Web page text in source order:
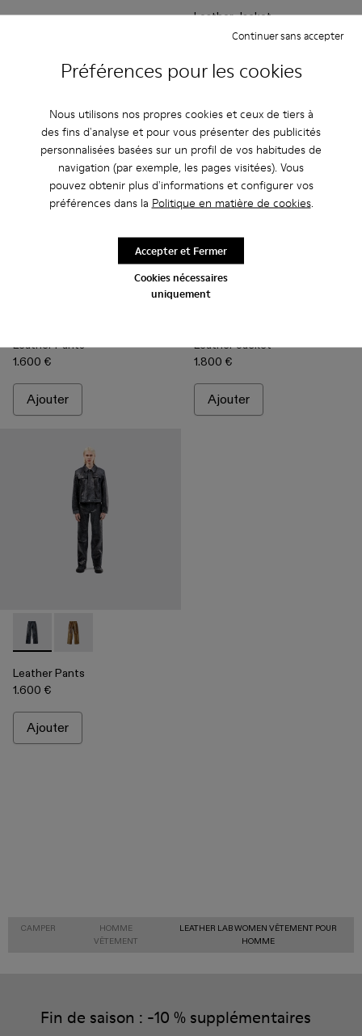
Préférences pour les cookies
Nous utilisons nos propres cookies et ceux de tiers à
des fins d'analyse et pour vous présenter des publicités
personnalisées basées sur un profil de vos habitudes de
navigation (par exemple, les pages visitées). Vous
pouvez obtenir plus d'informations et configurer vos
préférences dans la Politique en matière de cookies.
Cookies nécessaires
uniquement
Continuer sans accepter
Accepter et Fermer
Ajouter
Leather Jacket
Ajouter
Leather Pants
1.600 €
Ajouter
Leather Jacket
1.800 €
Ajouter
Leather Pants - AU00013-001 - Pantalon en cuir gris foncé
Leather Pants - AU00013-002 - Pantalon en cuir
Leather Pants
1.600 €
Ajouter
CAMPER
HOMME
VÊTEMENT
LEATHER LAB WOMEN VÊTEMENT POUR
HOMME
Fin de saison : -10 % supplémentaires